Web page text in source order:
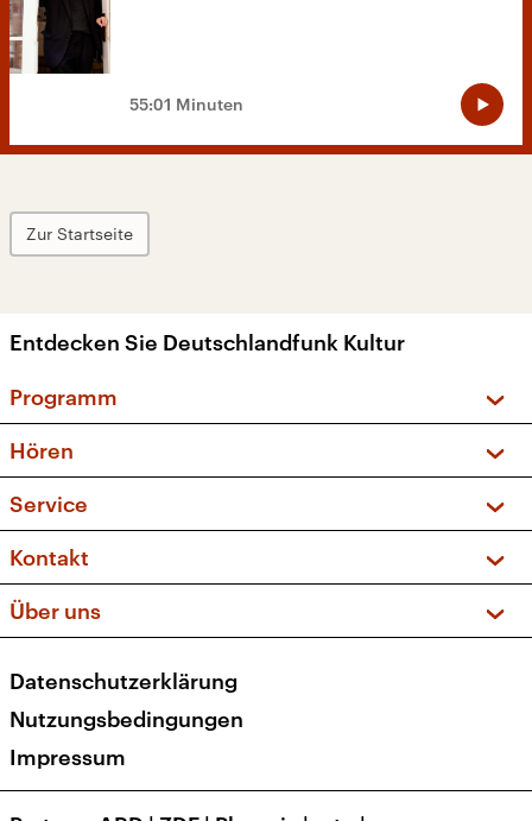
55:01 Minuten
Zur Startseite
Entdecken Sie Deutschlandfunk Kultur
Programm
Sendungen und Podcasts
Musikliste
Kakadu – Das Kinderprogramm
Hören
Frequenzen (UKW + DAB+)
Service
FAQ
Apps
Newsletter
Kontakt
Social Media
Über uns
Presse
Karriere
Transparenz
Datenschutzerklärung
Nutzungsbedingungen
Impressum